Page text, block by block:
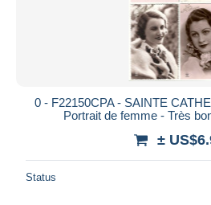
0 - F22150CPA - SAINTE
Portrait de femme - Très
±
Status